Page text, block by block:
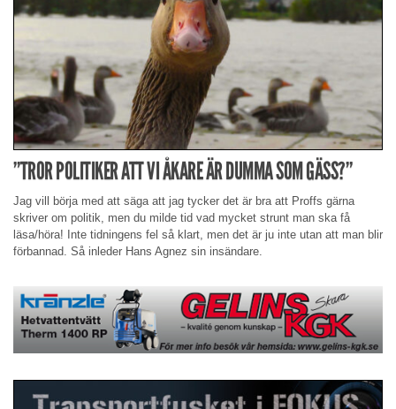
”TROR POLITIKER ATT VI ÅKARE ÄR DUMMA SOM GÄSS?”
Jag vill börja med att säga att jag tycker det är bra att Proffs gärna
skriver om politik, men du milde tid vad mycket strunt man ska få
läsa/höra! Inte tidningens fel så klart, men det är ju inte utan att man blir
förbannad. Så inleder Hans Agnez sin insändare.